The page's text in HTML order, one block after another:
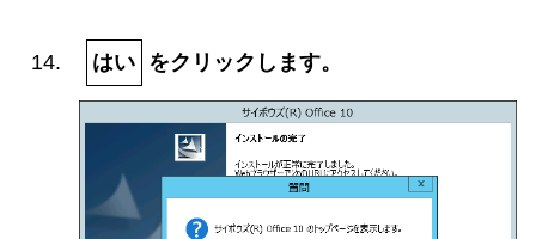
はい をクリックします。